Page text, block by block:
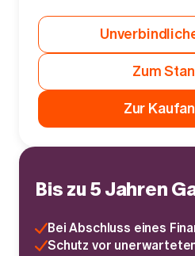
Zum
Zur
Bis zu 5 Jahren
Bei Abschluss eines
Schutz vor